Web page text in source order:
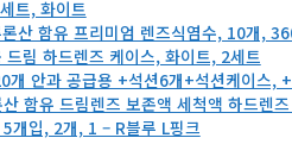
트, 화이트
산 함유 프리미엄 렌즈식염수, 10개,
림 하드렌즈 케이스, 화이트, 2세트
개 안과 공급용 +석션6개+석션케이스,
함유 드림렌즈 보존액 세척액 하드렌
개입, 2개, 1 – R블루 L핑크